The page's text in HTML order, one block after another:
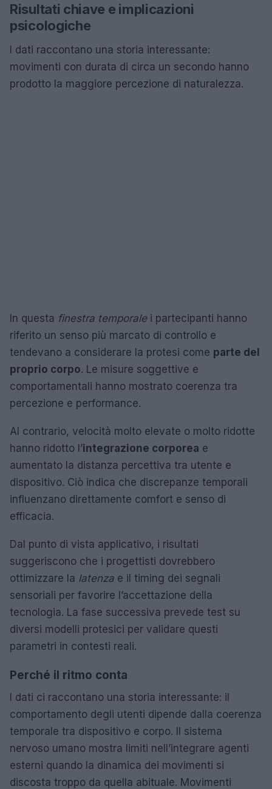
Risultati chiave e implicazioni
psicologiche
I dati raccontano una storia interessante:
movimenti con durata di circa un secondo hanno
prodotto la maggiore percezione di naturalezza.
In questa finestra temporalei partecipanti hanno
riferito un senso più marcato di controllo e
tendevano a considerare la protesi come parte del
proprio corpo. Le misure soggettive e
comportamentali hanno mostrato coerenza tra
percezione e performance.
Al contrario, velocità molto elevate o molto ridotte
hanno ridotto l’integrazione corporea e
aumentato la distanza percettiva tra utente e
dispositivo. Ciò indica che discrepanze temporali
influenzano direttamente comfort e senso di
efficacia.
Dal punto di vista applicativo, i risultati
suggeriscono che i progettisti dovrebbero
ottimizzare la latenza e il timing dei segnali
sensoriali per favorire l’accettazione della
tecnologia. La fase successiva prevede test su
diversi modelli protesici per validare questi
parametri in contesti reali.
Perché il ritmo conta
I dati ci raccontano una storia interessante: il
comportamento degli utenti dipende dalla coerenza
temporale tra dispositivo e corpo. Il sistema
nervoso umano mostra limiti nell’integrare agenti
esterni quando la dinamica dei movimenti si
discosta troppo da quella abituale. Movimenti